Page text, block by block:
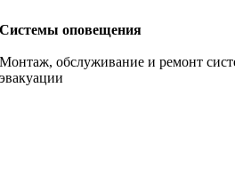
Системы оповещения
Монтаж, обслуживание и ремонт
эвакуации